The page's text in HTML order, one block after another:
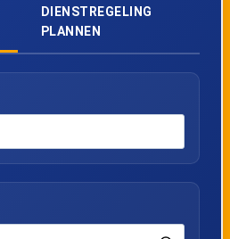
DIENSTREGELING
PLANNEN